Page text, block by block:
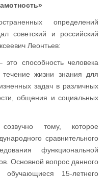
определений
советский и российский
Леонтьев:
это способность человека
течение жизни знания для
задач в различных
общения и социальных
тому, которое
сравнительного
функциональной
Основной вопрос данного
15-летнего